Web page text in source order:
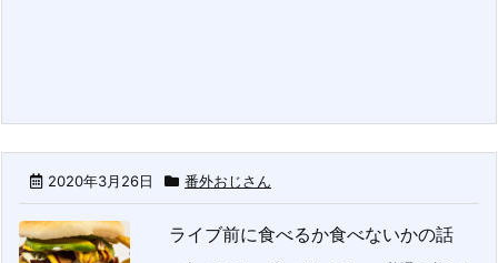
2020年3月26日 番外おじさん
ライブ前に食べるか食べないかの話